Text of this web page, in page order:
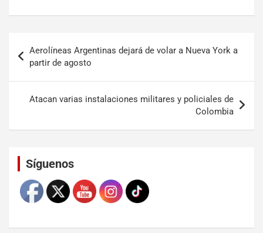
Aerolíneas Argentinas dejará de volar a Nueva York a
partir de agosto
Atacan varias instalaciones militares y policiales de
Colombia
Síguenos